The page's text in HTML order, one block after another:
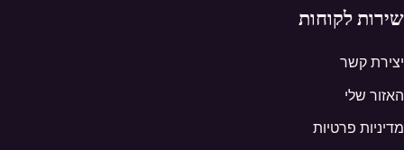
שירות לקוחות
יצירת קשר
האזור שלי
מדיניות פרטיות